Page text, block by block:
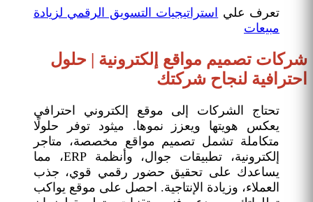
تعرف علي
استراتيجيات التسويق الرقمي لزيادة
مبيعات
شركات تصميم مواقع إلكترونية | حلول
احترافية لنجاح شركتك
تحتاج الشركات إلى موقع إلكتروني احترافي
يعكس هويتها ويعزز نموها. ميثود توفر حلولًا
متكاملة تشمل تصميم مواقع مخصصة، متاجر
إلكترونية، تطبيقات جوال، وأنظمة ERP، مما
يساعدك على تحقيق حضور رقمي قوي، جذب
العملاء، وزيادة الإنتاجية. احصل على موقع يواكب